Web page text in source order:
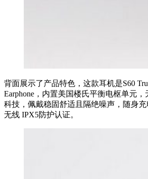
背面展示了产品特色，这款耳机是S60
Earphone，内置美国楼氏平衡电枢单元
科技，佩戴稳固舒适且隔绝噪声，随身
无线 IPX5防护认证。